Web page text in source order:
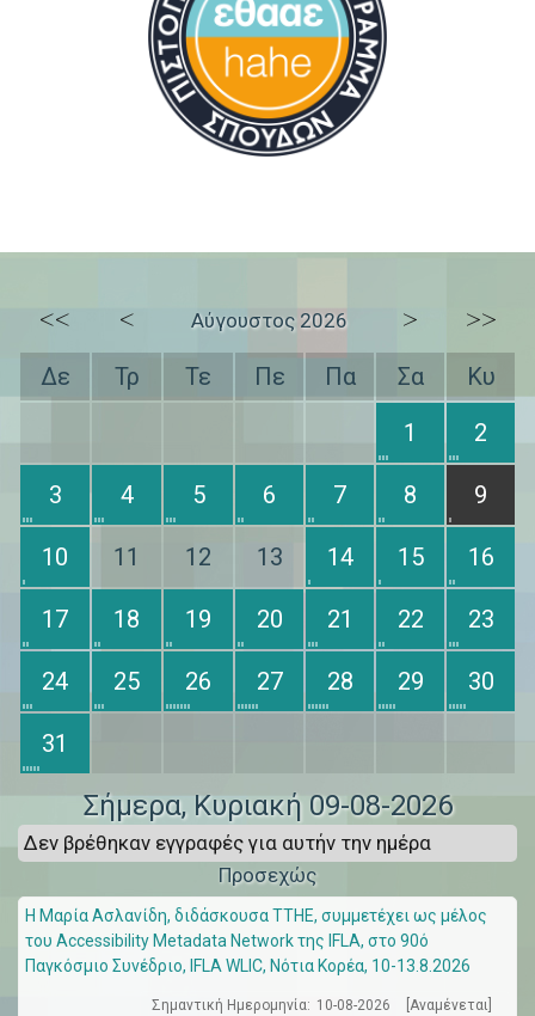
<< < Αύγουστος 2026 > >>
Δε Τρ Τε Πε Πα Σα
Κυ
1
2
3 4 5 6 7 8 9
10 11 12 13 14 15 16
17 18 19 20 21 22 23
24 25 26 27 28 29 30
31
Σήμερα, Κυριακή 09-08-2026
Δεν βρέθηκαν εγγραφές για αυτήν την ημέρα
Προσεχώς
Η Μαρία Ασλανίδη, διδάσκουσα ΤΤΗΕ, συμμετέχει ως μέλος
του Accessibility Metadata Network της IFLA, στο 90ό
Παγκόσμιο Συνέδριο, IFLA WLIC, Νότια Κορέα, 10-13.8.2026
Σημαντική Ημερομηνία: 10-08-2026 [Αναμένεται]